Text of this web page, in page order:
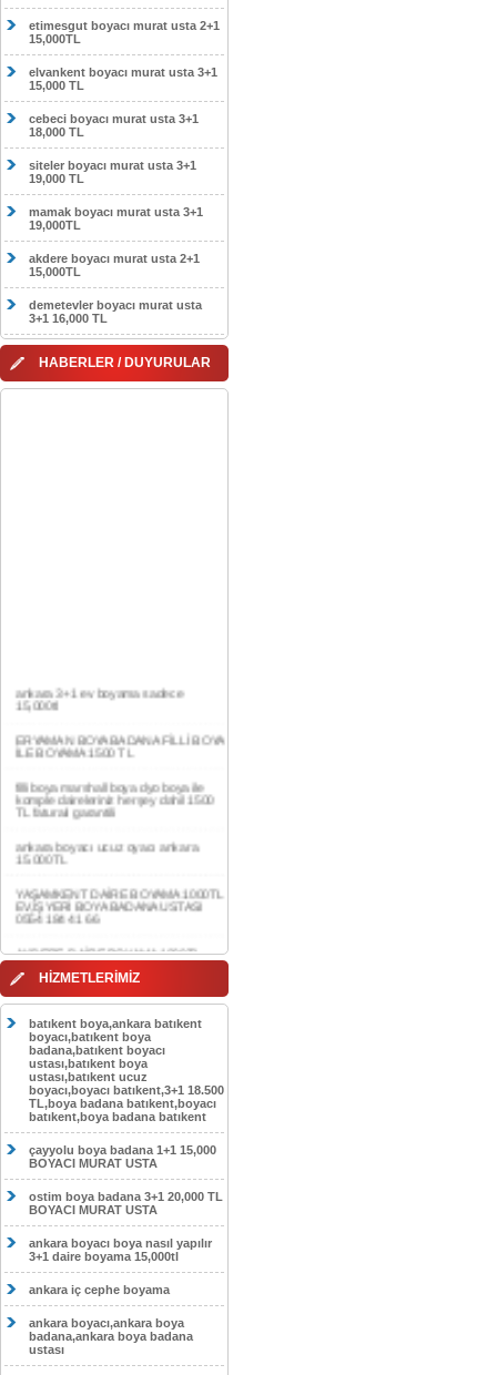
etimesgut boyacı murat usta 2+1
15,000TL
elvankent boyacı murat usta 3+1
15,000 TL
cebeci boyacı murat usta 3+1
18,000 TL
siteler boyacı murat usta 3+1
19,000 TL
mamak boyacı murat usta 3+1
19,000TL
akdere boyacı murat usta 2+1
15,000TL
demetevler boyacı murat usta
3+1 16,000 TL
HABERLER / DUYURULAR
ERYAMAN BOYA BADANA FİLLİ BOYA
İLE BOYAMA 1500 TL
filli boya marshall boya dyo boya ile
komple daireleriniz herşey dahil 1500
ankara boyacı ucuz oyacı ankara
15.000TL
YAŞAMKENT DAİRE BOYAMA 1000TL
EV,İŞYERİ BOYA BADANA USTASI
AKDERE DAİRE BOYAMA 1000TL
EV,İŞYERİ BOYA BADANA USTASI
CEBECİ DAİRE BOYAMA 1000TL
EV,İŞYERİ BOYA BADANA USTASI
0554 184 41 66
HASKÖY DAİRE BOYAMA 1000TL
EV,İŞYERİ BOYA BADANA USTASI
0554 184 41 66
GÖLBAŞI DAİRE BOYAMA 1000TL
EV,İŞYERİ BOYA BADANA USTASI
0554 184 41 66
SOKULLU DAİRE BOYAMA 1000TL
EV,İŞYERİ BOYA BADANA USTASI
0554 184 41 66
HİZMETLERİMİZ
batıkent boya,ankara batıkent
boyacı,batıkent boya
badana,batıkent boyacı
ustası,batıkent boya
ustası,batıkent ucuz
boyacı,boyacı batıkent,3+1 18.500
TL,boya badana batıkent,boyacı
batıkent,boya badana batıkent
çayyolu boya badana 1+1 15,000
BOYACI MURAT USTA
ostim boya badana 3+1 20,000 TL
BOYACI MURAT USTA
ankara boyacı boya nasıl yapılır
3+1 daire boyama 15,000tl
ankara iç cephe boyama
ankara boyacı,ankara boya
badana,ankara boya badana
ustası